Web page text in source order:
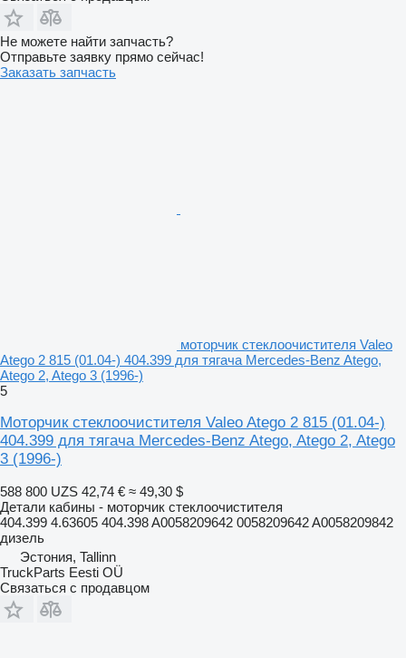
Не можете найти запчасть?
Отправьте заявку прямо сейчас!
Заказать запчасть
моторчик стеклоочистителя Valeo
Atego 2 815 (01.04-) 404.399 для тягача Mercedes-Benz Atego,
Atego 2, Atego 3 (1996-)
5
Моторчик стеклоочистителя Valeo Atego 2 815 (01.04-)
404.399 для тягача Mercedes-Benz Atego, Atego 2, Atego
3 (1996-)
588 800 UZS 42,74 € ≈ 49,30 $
Детали кабины - моторчик стеклоочистителя
404.399 4.63605 404.398 A0058209642 0058209642 A0058209842
дизель
Эстония, Tallinn
TruckParts Eesti OÜ
Связаться с продавцом